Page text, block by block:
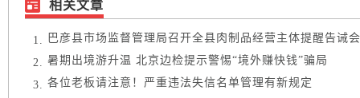
相关文章
巴彦县市场监督管理局召开全县肉制品经营主体提醒告诫会
暑期出境游升温 北京边检提示警惕“境外赚快钱”骗局
各位老板请注意！严重违法失信名单管理有新规定